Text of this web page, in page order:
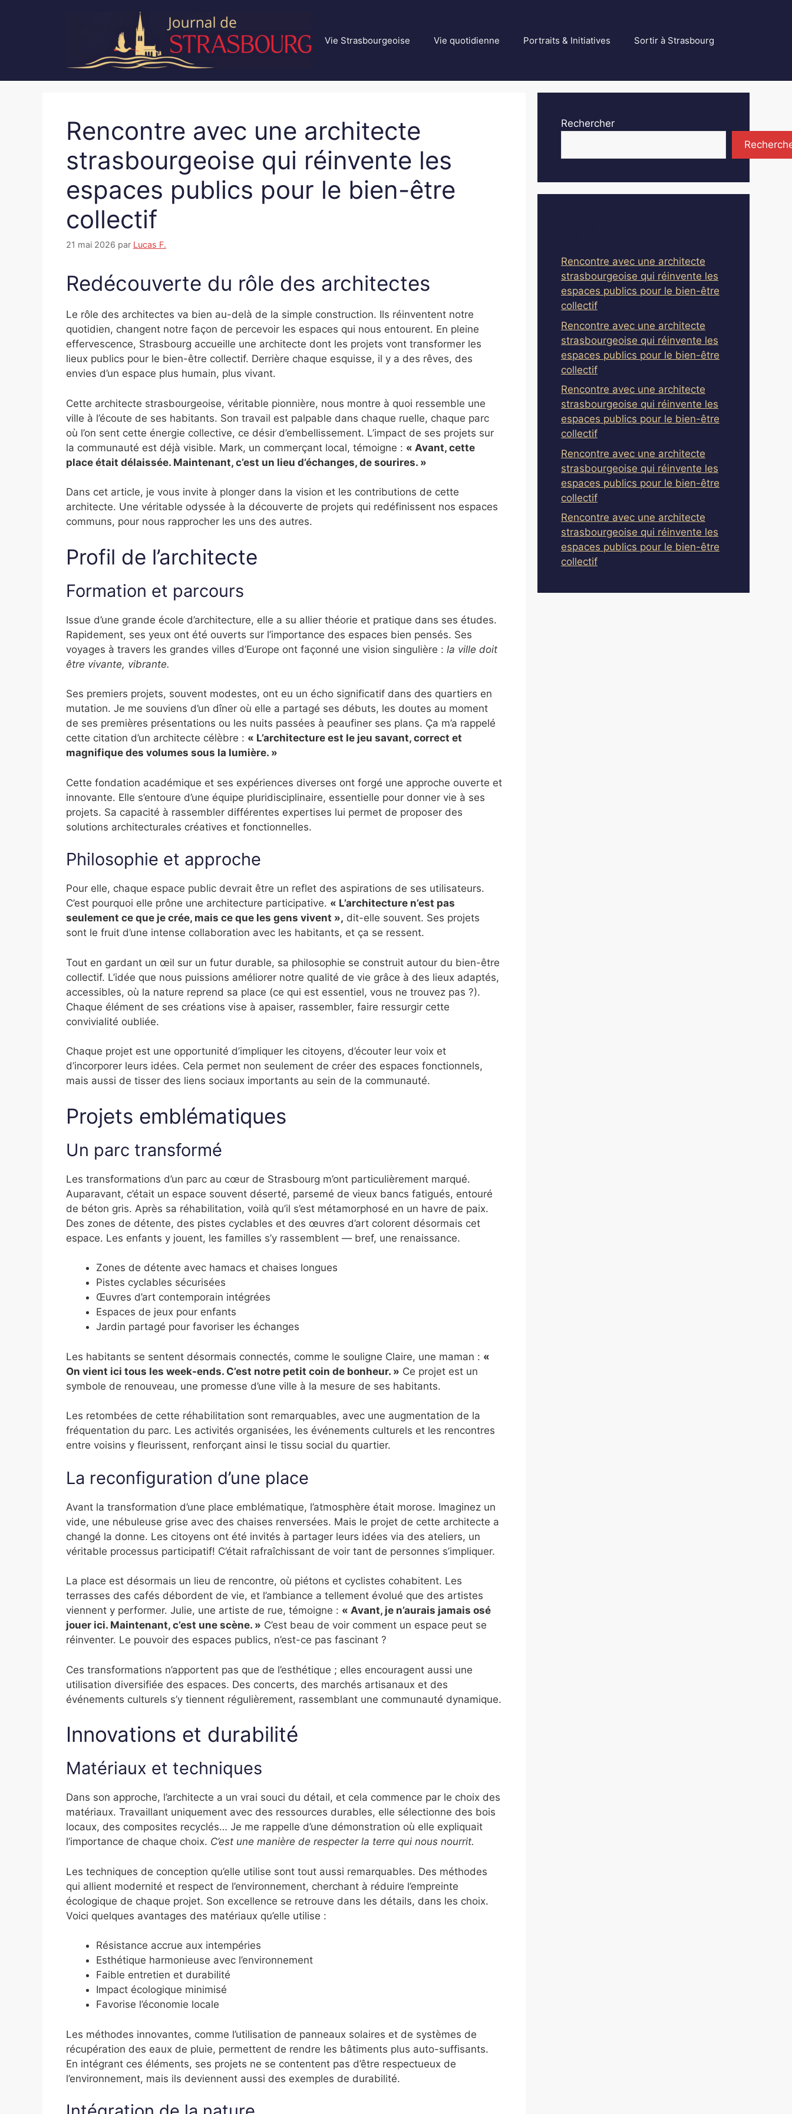
Vie Strasbourgeoise Vie quotidienne Portraits & Initiatives Sortir à Strasbourg
Rencontre avec une architecte
strasbourgeoise qui réinvente les
espaces publics pour le bien-être
collectif
21 mai 2026 par Lucas F.
Redécouverte du rôle des architectes
Le rôle des architectes va bien au-delà de la simple construction. Ils réinventent notre
quotidien, changent notre façon de percevoir les espaces qui nous entourent. En pleine
effervescence, Strasbourg accueille une architecte dont les projets vont transformer les
lieux publics pour le bien-être collectif. Derrière chaque esquisse, il y a des rêves, des
envies d’un espace plus humain, plus vivant.
Cette architecte strasbourgeoise, véritable pionnière, nous montre à quoi ressemble une
ville à l’écoute de ses habitants. Son travail est palpable dans chaque ruelle, chaque parc
où l’on sent cette énergie collective, ce désir d’embellissement. L’impact de ses projets sur
la communauté est déjà visible. Mark, un commerçant local, témoigne : « Avant, cette
place était délaissée. Maintenant, c’est un lieu d’échanges, de sourires. »
Dans cet article, je vous invite à plonger dans la vision et les contributions de cette
architecte. Une véritable odyssée à la découverte de projets qui redéfinissent nos espaces
communs, pour nous rapprocher les uns des autres.
Profil de l’architecte
Formation et parcours
Issue d’une grande école d’architecture, elle a su allier théorie et pratique dans ses études.
Rapidement, ses yeux ont été ouverts sur l’importance des espaces bien pensés. Ses
voyages à travers les grandes villes d’Europe ont façonné une vision singulière : la ville doit
être vivante, vibrante.
Ses premiers projets, souvent modestes, ont eu un écho significatif dans des quartiers en
mutation. Je me souviens d’un dîner où elle a partagé ses débuts, les doutes au moment
de ses premières présentations ou les nuits passées à peaufiner ses plans. Ça m’a rappelé
cette citation d’un architecte célèbre : « L’architecture est le jeu savant, correct et
magnifique des volumes sous la lumière. »
Cette fondation académique et ses expériences diverses ont forgé une approche ouverte et
innovante. Elle s’entoure d’une équipe pluridisciplinaire, essentielle pour donner vie à ses
projets. Sa capacité à rassembler différentes expertises lui permet de proposer des
solutions architecturales créatives et fonctionnelles.
Philosophie et approche
Pour elle, chaque espace public devrait être un reflet des aspirations de ses utilisateurs.
C’est pourquoi elle prône une architecture participative. « L’architecture n’est pas
seulement ce que je crée, mais ce que les gens vivent », dit-elle souvent. Ses projets
sont le fruit d’une intense collaboration avec les habitants, et ça se ressent.
Tout en gardant un œil sur un futur durable, sa philosophie se construit autour du bien-être
collectif. L’idée que nous puissions améliorer notre qualité de vie grâce à des lieux adaptés,
accessibles, où la nature reprend sa place (ce qui est essentiel, vous ne trouvez pas ?).
Chaque élément de ses créations vise à apaiser, rassembler, faire ressurgir cette
convivialité oubliée.
Chaque projet est une opportunité d’impliquer les citoyens, d’écouter leur voix et
d’incorporer leurs idées. Cela permet non seulement de créer des espaces fonctionnels,
mais aussi de tisser des liens sociaux importants au sein de la communauté.
Projets emblématiques
Un parc transformé
Les transformations d’un parc au cœur de Strasbourg m’ont particulièrement marqué.
Auparavant, c’était un espace souvent déserté, parsemé de vieux bancs fatigués, entouré
de béton gris. Après sa réhabilitation, voilà qu’il s’est métamorphosé en un havre de paix.
Des zones de détente, des pistes cyclables et des œuvres d’art colorent désormais cet
espace. Les enfants y jouent, les familles s’y rassemblent — bref, une renaissance.
Zones de détente avec hamacs et chaises longues
Pistes cyclables sécurisées
Œuvres d’art contemporain intégrées
Espaces de jeux pour enfants
Jardin partagé pour favoriser les échanges
Les habitants se sentent désormais connectés, comme le souligne Claire, une maman : «
On vient ici tous les week-ends. C’est notre petit coin de bonheur. » Ce projet est un
symbole de renouveau, une promesse d’une ville à la mesure de ses habitants.
Les retombées de cette réhabilitation sont remarquables, avec une augmentation de la
fréquentation du parc. Les activités organisées, les événements culturels et les rencontres
entre voisins y fleurissent, renforçant ainsi le tissu social du quartier.
La reconfiguration d’une place
Avant la transformation d’une place emblématique, l’atmosphère était morose. Imaginez un
vide, une nébuleuse grise avec des chaises renversées. Mais le projet de cette architecte a
changé la donne. Les citoyens ont été invités à partager leurs idées via des ateliers, un
véritable processus participatif! C’était rafraîchissant de voir tant de personnes s’impliquer.
La place est désormais un lieu de rencontre, où piétons et cyclistes cohabitent. Les
terrasses des cafés débordent de vie, et l’ambiance a tellement évolué que des artistes
viennent y performer. Julie, une artiste de rue, témoigne : « Avant, je n’aurais jamais osé
jouer ici. Maintenant, c’est une scène. » C’est beau de voir comment un espace peut se
réinventer. Le pouvoir des espaces publics, n’est-ce pas fascinant ?
Ces transformations n’apportent pas que de l’esthétique ; elles encouragent aussi une
utilisation diversifiée des espaces. Des concerts, des marchés artisanaux et des
événements culturels s’y tiennent régulièrement, rassemblant une communauté dynamique.
Innovations et durabilité
Matériaux et techniques
Dans son approche, l’architecte a un vrai souci du détail, et cela commence par le choix des
matériaux. Travaillant uniquement avec des ressources durables, elle sélectionne des bois
locaux, des composites recyclés… Je me rappelle d’une démonstration où elle expliquait
l’importance de chaque choix. C’est une manière de respecter la terre qui nous nourrit.
Les techniques de conception qu’elle utilise sont tout aussi remarquables. Des méthodes
qui allient modernité et respect de l’environnement, cherchant à réduire l’empreinte
écologique de chaque projet. Son excellence se retrouve dans les détails, dans les choix.
Voici quelques avantages des matériaux qu’elle utilise :
Résistance accrue aux intempéries
Esthétique harmonieuse avec l’environnement
Faible entretien et durabilité
Impact écologique minimisé
Favorise l’économie locale
Les méthodes innovantes, comme l’utilisation de panneaux solaires et de systèmes de
récupération des eaux de pluie, permettent de rendre les bâtiments plus auto-suffisants.
En intégrant ces éléments, ses projets ne se contentent pas d’être respectueux de
l’environnement, mais ils deviennent aussi des exemples de durabilité.
Rechercher
Rencontre avec une architecte
strasbourgeoise qui réinvente les
espaces publics pour le bien-être
collectif
Rencontre avec une architecte
strasbourgeoise qui réinvente les
espaces publics pour le bien-être
collectif
Rencontre avec une architecte
strasbourgeoise qui réinvente les
espaces publics pour le bien-être
collectif
Rencontre avec une architecte
strasbourgeoise qui réinvente les
espaces publics pour le bien-être
collectif
Rencontre avec une architecte
strasbourgeoise qui réinvente les
espaces publics pour le bien-être
collectif